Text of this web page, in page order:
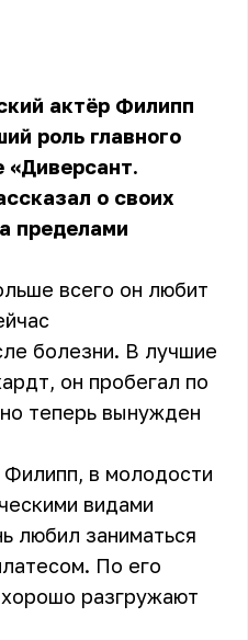
актёр Филипп
роль главного
«Диверсант.
о своих
пределами
всего он любит
болезни. В лучшие
он пробегал по
теперь вынужден
в молодости
видами
любил заниматься
По его
разгружают